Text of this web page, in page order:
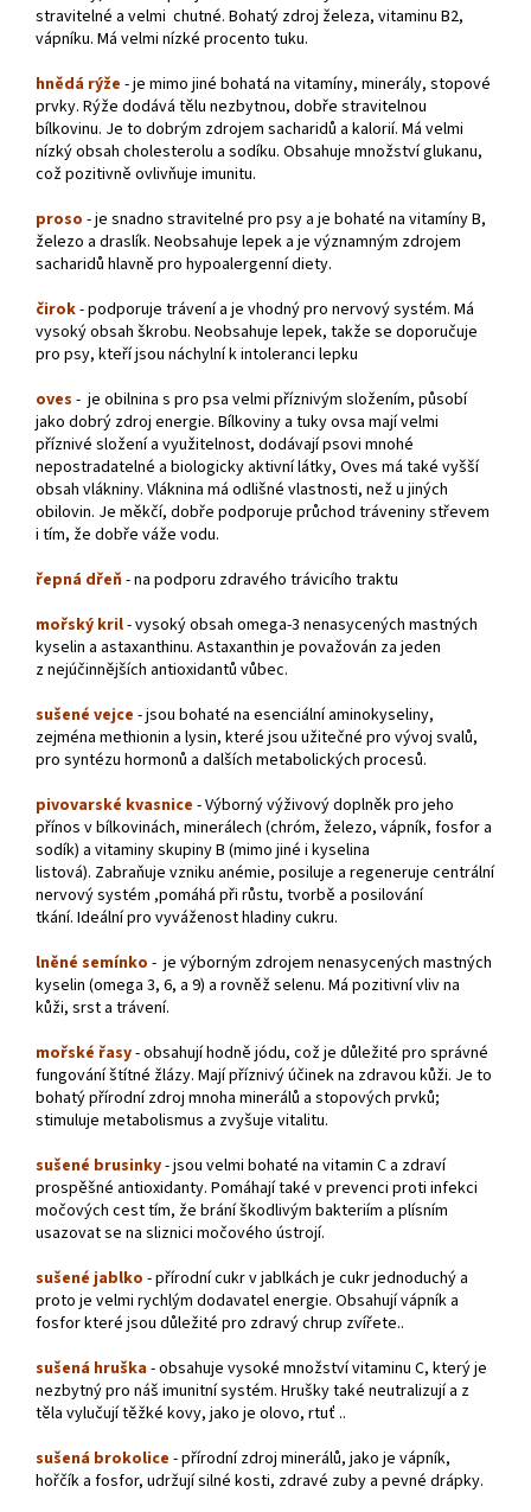
stravitelné a velmi chutné. Bohatý zdroj železa, vitaminu B2,
vápníku. Má velmi nízké procento tuku.
hnědá rýže - je mimo jiné bohatá na vitamíny, minerály, stopové
prvky. Rýže dodává tělu nezbytnou, dobře stravitelnou
bílkovinu. Je to dobrým zdrojem sacharidů a kalorií. Má velmi
nízký obsah cholesterolu a sodíku. Obsahuje množství glukanu,
což pozitivně ovlivňuje imunitu.
proso - je snadno stravitelné pro psy a je bohaté na vitamíny B,
železo a draslík. Neobsahuje lepek a je významným zdrojem
sacharidů hlavně pro hypoalergenní diety.
čirok- podporuje trávení a je vhodný pro nervový systém. Má
vysoký obsah škrobu. Neobsahuje lepek, takže se doporučuje
pro psy, kteří jsou náchylní k intoleranci lepku
oves - je obilnina s pro psa velmi příznivým složením, působí
jako dobrý zdroj energie. Bílkoviny a tuky ovsa mají velmi
příznivé složení a využitelnost, dodávají psovi mnohé
nepostradatelné a biologicky aktivní látky, Oves má také vyšší
obsah vlákniny. Vláknina má odlišné vlastnosti, než u jiných
obilovin. Je měkčí, dobře podporuje průchod tráveniny střevem
i tím, že dobře váže vodu.
řepná dřeň- na podporu zdravého trávicího traktu
mořský kril- vysoký obsah omega-3 nenasycených mastných
kyselin a astaxanthinu. Astaxanthin je považován za jeden
z nejúčinnějších antioxidantů vůbec.
sušené vejce - jsou bohaté na esenciální aminokyseliny,
zejména methionin a lysin, které jsou užitečné pro vývoj svalů,
pro syntézu hormonů a dalších metabolických procesů.
pivovarské kvasnice - Výborný výživový doplněk pro jeho
přínos v bílkovinách, minerálech (chróm, železo, vápník, fosfor a
sodík) a vitaminy skupiny B (mimo jiné i kyselina
listová). Zabraňuje vzniku anémie, posiluje a regeneruje centrální
nervový systém ,pomáhá při růstu, tvorbě a posilování
tkání. Ideální pro vyváženost hladiny cukru.
lněné semínko - je výborným zdrojem nenasycených mastných
kyselin (omega 3, 6, a 9) a rovněž selenu. Má pozitivní vliv na
kůži, srst a trávení.
mořské řasy- obsahují hodně jódu, což je důležité pro správné
fungování štítné žlázy. Mají příznivý účinek na zdravou kůži. Je to
bohatý přírodní zdroj mnoha minerálů a stopových prvků;
stimuluje metabolismus a zvyšuje vitalitu.
sušené brusinky- jsou velmi bohaté na vitamin C a zdraví
prospěšné antioxidanty. Pomáhají také v prevenci proti infekci
močových cest tím, že brání škodlivým bakteriím a plísním
usazovat se na sliznici močového ústrojí.
sušené jablko - přírodní cukr v jablkách je cukr jednoduchý a
proto je velmi rychlým dodavatel energie. Obsahují vápník a
fosfor které jsou důležité pro zdravý chrup zvířete..
sušená hruška- obsahuje vysoké množství vitaminu C, který je
nezbytný pro náš imunitní systém. Hrušky také neutralizují a z
těla vylučují těžké kovy, jako je olovo, rtuť ..
sušená brokolice - přírodní zdroj minerálů, jako je vápník,
hořčík a fosfor, udržují silné kosti, zdravé zuby a pevné drápky.